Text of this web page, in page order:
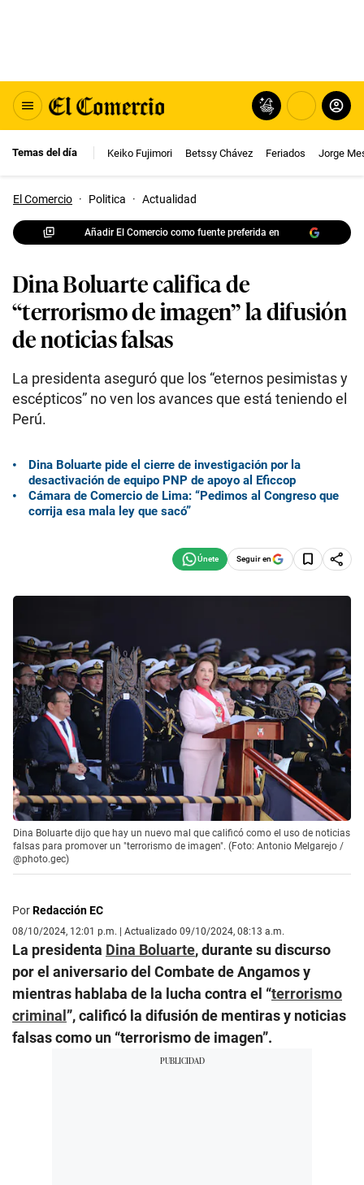
Temas del día Keiko Fujimori Betssy Chávez Feriados Jorge
El Comercio · Politica · Actualidad
Añadir El Comercio como fuente preferida en
Dina Boluarte califica de
“terrorismo de imagen” la difusión
de noticias falsas
La presidenta aseguró que los “eternos pesimistas y
escépticos” no ven los avances que está teniendo el
Perú.
Dina Boluarte pide el cierre de investigación por la
desactivación de equipo PNP de apoyo al Eficcop
Cámara de Comercio de Lima: “Pedimos al Congreso que
corrija esa mala ley que sacó”
Seguir en
Dina Boluarte dijo que hay un nuevo mal que calificó como el uso de noticias
falsas para promover un "terrorismo de imagen". (Foto: Antonio Melgarejo /
@photo.gec)
PorRedacción EC
08/10/2024, 12:01 p.m. | Actualizado 09/10/2024, 08:13 a.m.
La presidenta Dina Boluarte, durante su discurso
por el aniversario del Combate de Angamos y
mientras hablaba de la lucha contra el “terrorismo
criminal”, calificó la difusión de mentiras y noticias
falsas como un “terrorismo de imagen”.